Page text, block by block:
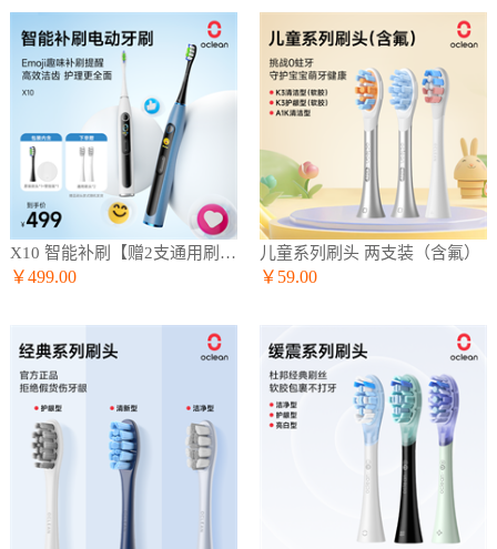
X10 智能补刷【赠2支通用刷头】
￥499.00
儿童系列刷头 两支装（含氟）
￥59.00